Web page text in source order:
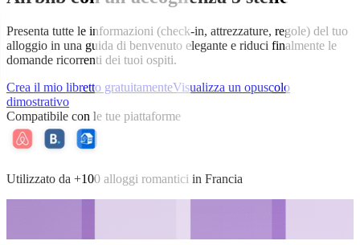
Presenta tutte le informazioni (check-in, attrezzature, regole) del tuo
alloggio in una guida di benvenuto elegante e riduci finalmente le
domande ricorrenti dei tuoi ospiti.
Crea il mio libretto gratuitamenteVisualizza un opuscolo
dimostrativo
Compatibile con le tue piattaforme
Utilizzato da +100 alloggi romantici in Francia